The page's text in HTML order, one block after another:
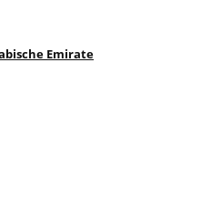
Emirate